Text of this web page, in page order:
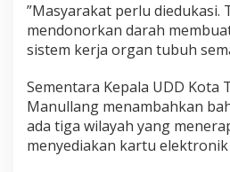
”Masyarakat perlu diedukasi.
mendonorkan darah
sistem kerja organ tubuh
Sementara Kepala UDD Kota
Manullang menambahkan
ada tiga wilayah yang
menyediakan kartu elektronik